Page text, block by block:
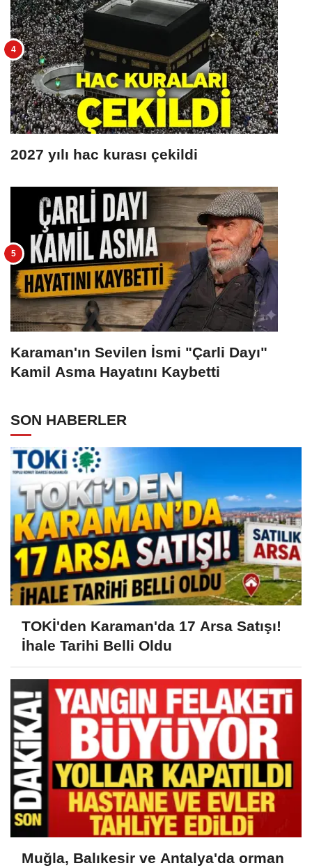
2027 yılı hac kurası çekildi
Karaman'ın Sevilen İsmi "Çarli Dayı"
Kamil Asma Hayatını Kaybetti
SON HABERLER
TOKİ'den Karaman'da 17 Arsa Satışı!
İhale Tarihi Belli Oldu
Muğla, Balıkesir ve Antalya'da orman